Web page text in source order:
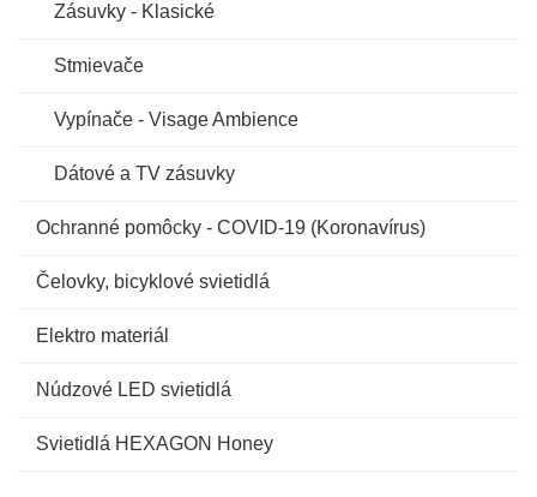
Zásuvky - Klasické
Stmievače
Vypínače - Visage Ambience
Dátové a TV zásuvky
Ochranné pomôcky - COVID-19 (Koronavírus)
Čelovky, bicyklové svietidlá
Elektro materiál
Núdzové LED svietidlá
Svietidlá HEXAGON Honey